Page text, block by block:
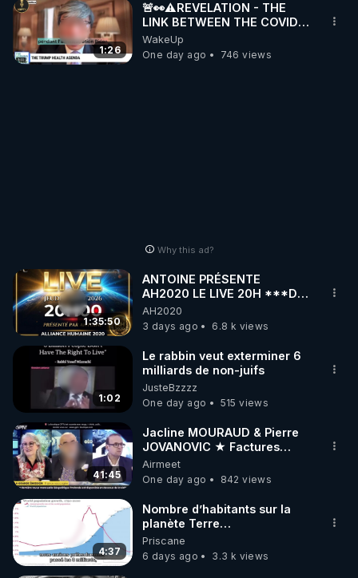
1:26
🚨👀⚠️REVELATION - THE
LINK BETWEEN THE COVID
VACCINE AND CANCER -LIEN
VACCIN COVID ET CANCER
WakeUp
One day ago
746 views
Why this ad?
1:35:50
ANTOINE PRÉSENTE
AH2020 LE LIVE 20H ***DU
06/08/2026***
AH2020
3 days ago
6.8 k views
1:02
Le rabbin veut exterminer 6
milliards de non-juifs
JusteBzzzz
One day ago
515 views
41:45
Jacline MOURAUD & Pierre
JOVANOVIC ★ Factures
Impayées : Où Est Passé Le
Pognon ?
Airmeet
One day ago
842 views
4:37
Nombre d’habitants sur la
planète Terre…
Priscane
6 days ago
3.3 k views